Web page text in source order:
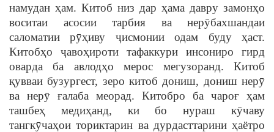
намудан ҳам. Китоб низ дар ҳама давру замонҳо
воситаи асосии тарбия ва нерӯбахшандаи
саломатии рӯҳиву ҷисмонии одам буду ҳаст.
Китобҳо ҷавоҳироти тафаккури инсониро гирд
оварда ба авлодҳо мерос мегузоранд. Китоб
қувваи бузургест, зеро китоб дониш, дониш нерӯ
ва нерӯ ғалаба меорад. Китобро ба чароғ ҳам
ташбеҳ медиҳанд, ки бо нураш кӯчаву
тангкӯчаҳои ториктарин ва дурдасттарини ҳаётро